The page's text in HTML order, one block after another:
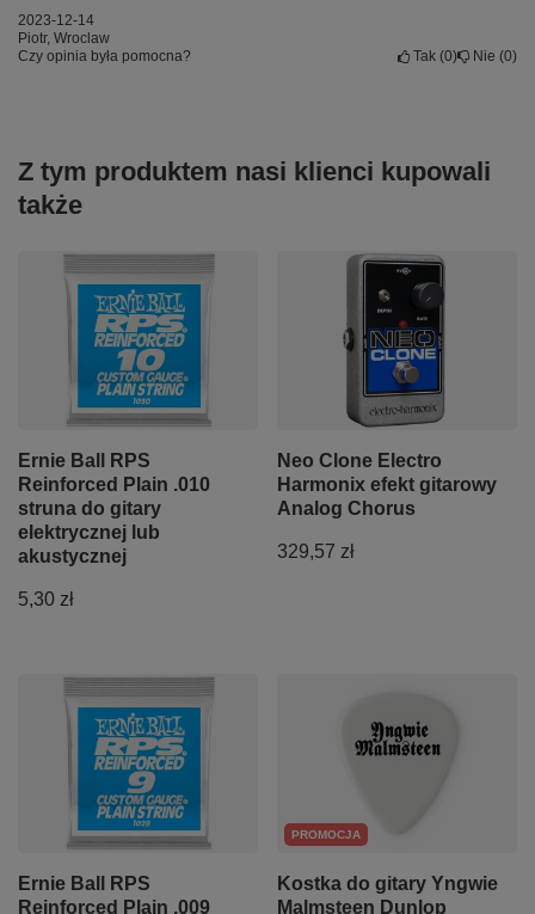
2023-12-14
Piotr, Wroclaw
Czy opinia była pomocna?
Tak 0 Nie 0
Z tym produktem nasi klienci kupowali
także
Ernie Ball RPS
Reinforced Plain .010
struna do gitary
elektrycznej lub
akustycznej
5,30 zł
Neo Clone Electro
Harmonix efekt gitarowy
Analog Chorus
329,57 zł
Ernie Ball RPS
Reinforced Plain .009
PROMOCJA
Kostka do gitary Yngwie
Malmsteen Dunlop